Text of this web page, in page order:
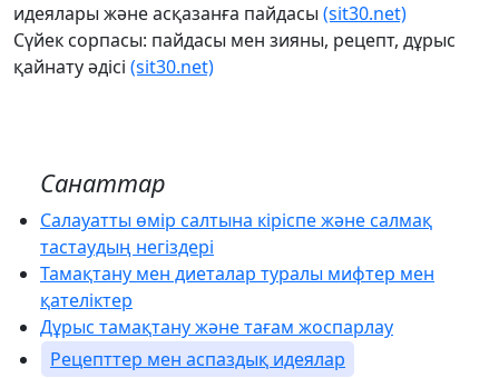
идеялары және асқазанға пайдасы (sit30.net)
Сүйек сорпасы: пайдасы мен зияны, рецепт, дұрыс
қайнату әдісі (sit30.net)
Санаттар
Салауатты өмір салтына кіріспе және салмақ
тастаудың негіздері
Тамақтану мен диеталар туралы мифтер мен
қателіктер
Дұрыс тамақтану және тағам жоспарлау
Рецепттер мен аспаздық идеялар